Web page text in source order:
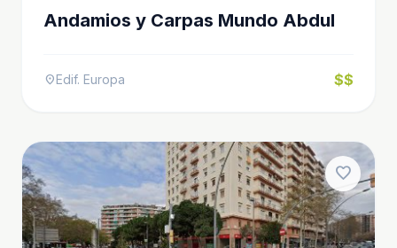
Andamios y Carpas Mundo Abdul
location_onEdif. Europa $$
favorite